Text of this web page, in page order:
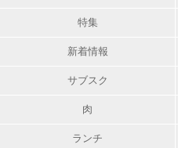
特集
新着情報
サブスク
肉
ランチ